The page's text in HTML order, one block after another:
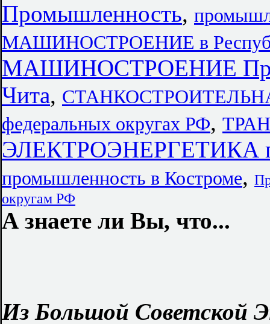
Промышленность,
МАШИНОСТРОЕНИЕ в
МАШИНОСТРОЕНИЕ
Чита,
федеральных округах РФ,
ЭЛЕКТРОЭНЕРГЕТИКА
промышленность в Костроме,
округам РФ
А знаете ли Вы, что...
Из Большой Советской